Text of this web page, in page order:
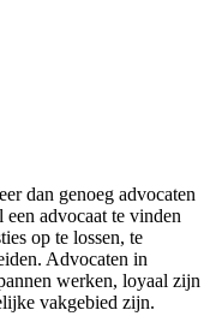
dan genoeg advocaten
advocaat te vinden
op te lossen, te
Advocaten in
werken, loyaal zijn
vakgebied zijn.